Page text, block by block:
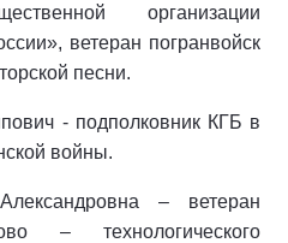
организации
ветеран погранвойск
песни.
- подполковник КГБ в
войны.
– ветеран
– технологического